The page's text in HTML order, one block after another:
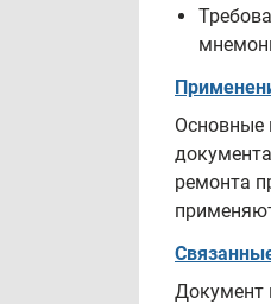
Основные
ремонта
Документ